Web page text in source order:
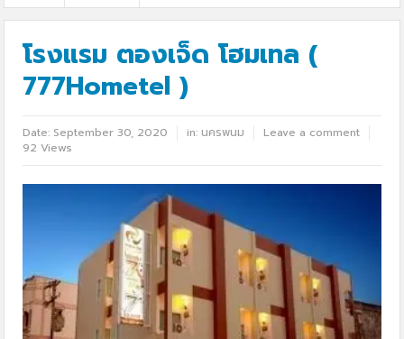
โรงแรม ตองเจ็ด โฮมเทล (
777Hometel )
Date: September 30, 2020 in: นครพนม
Leave a comment
92 Views